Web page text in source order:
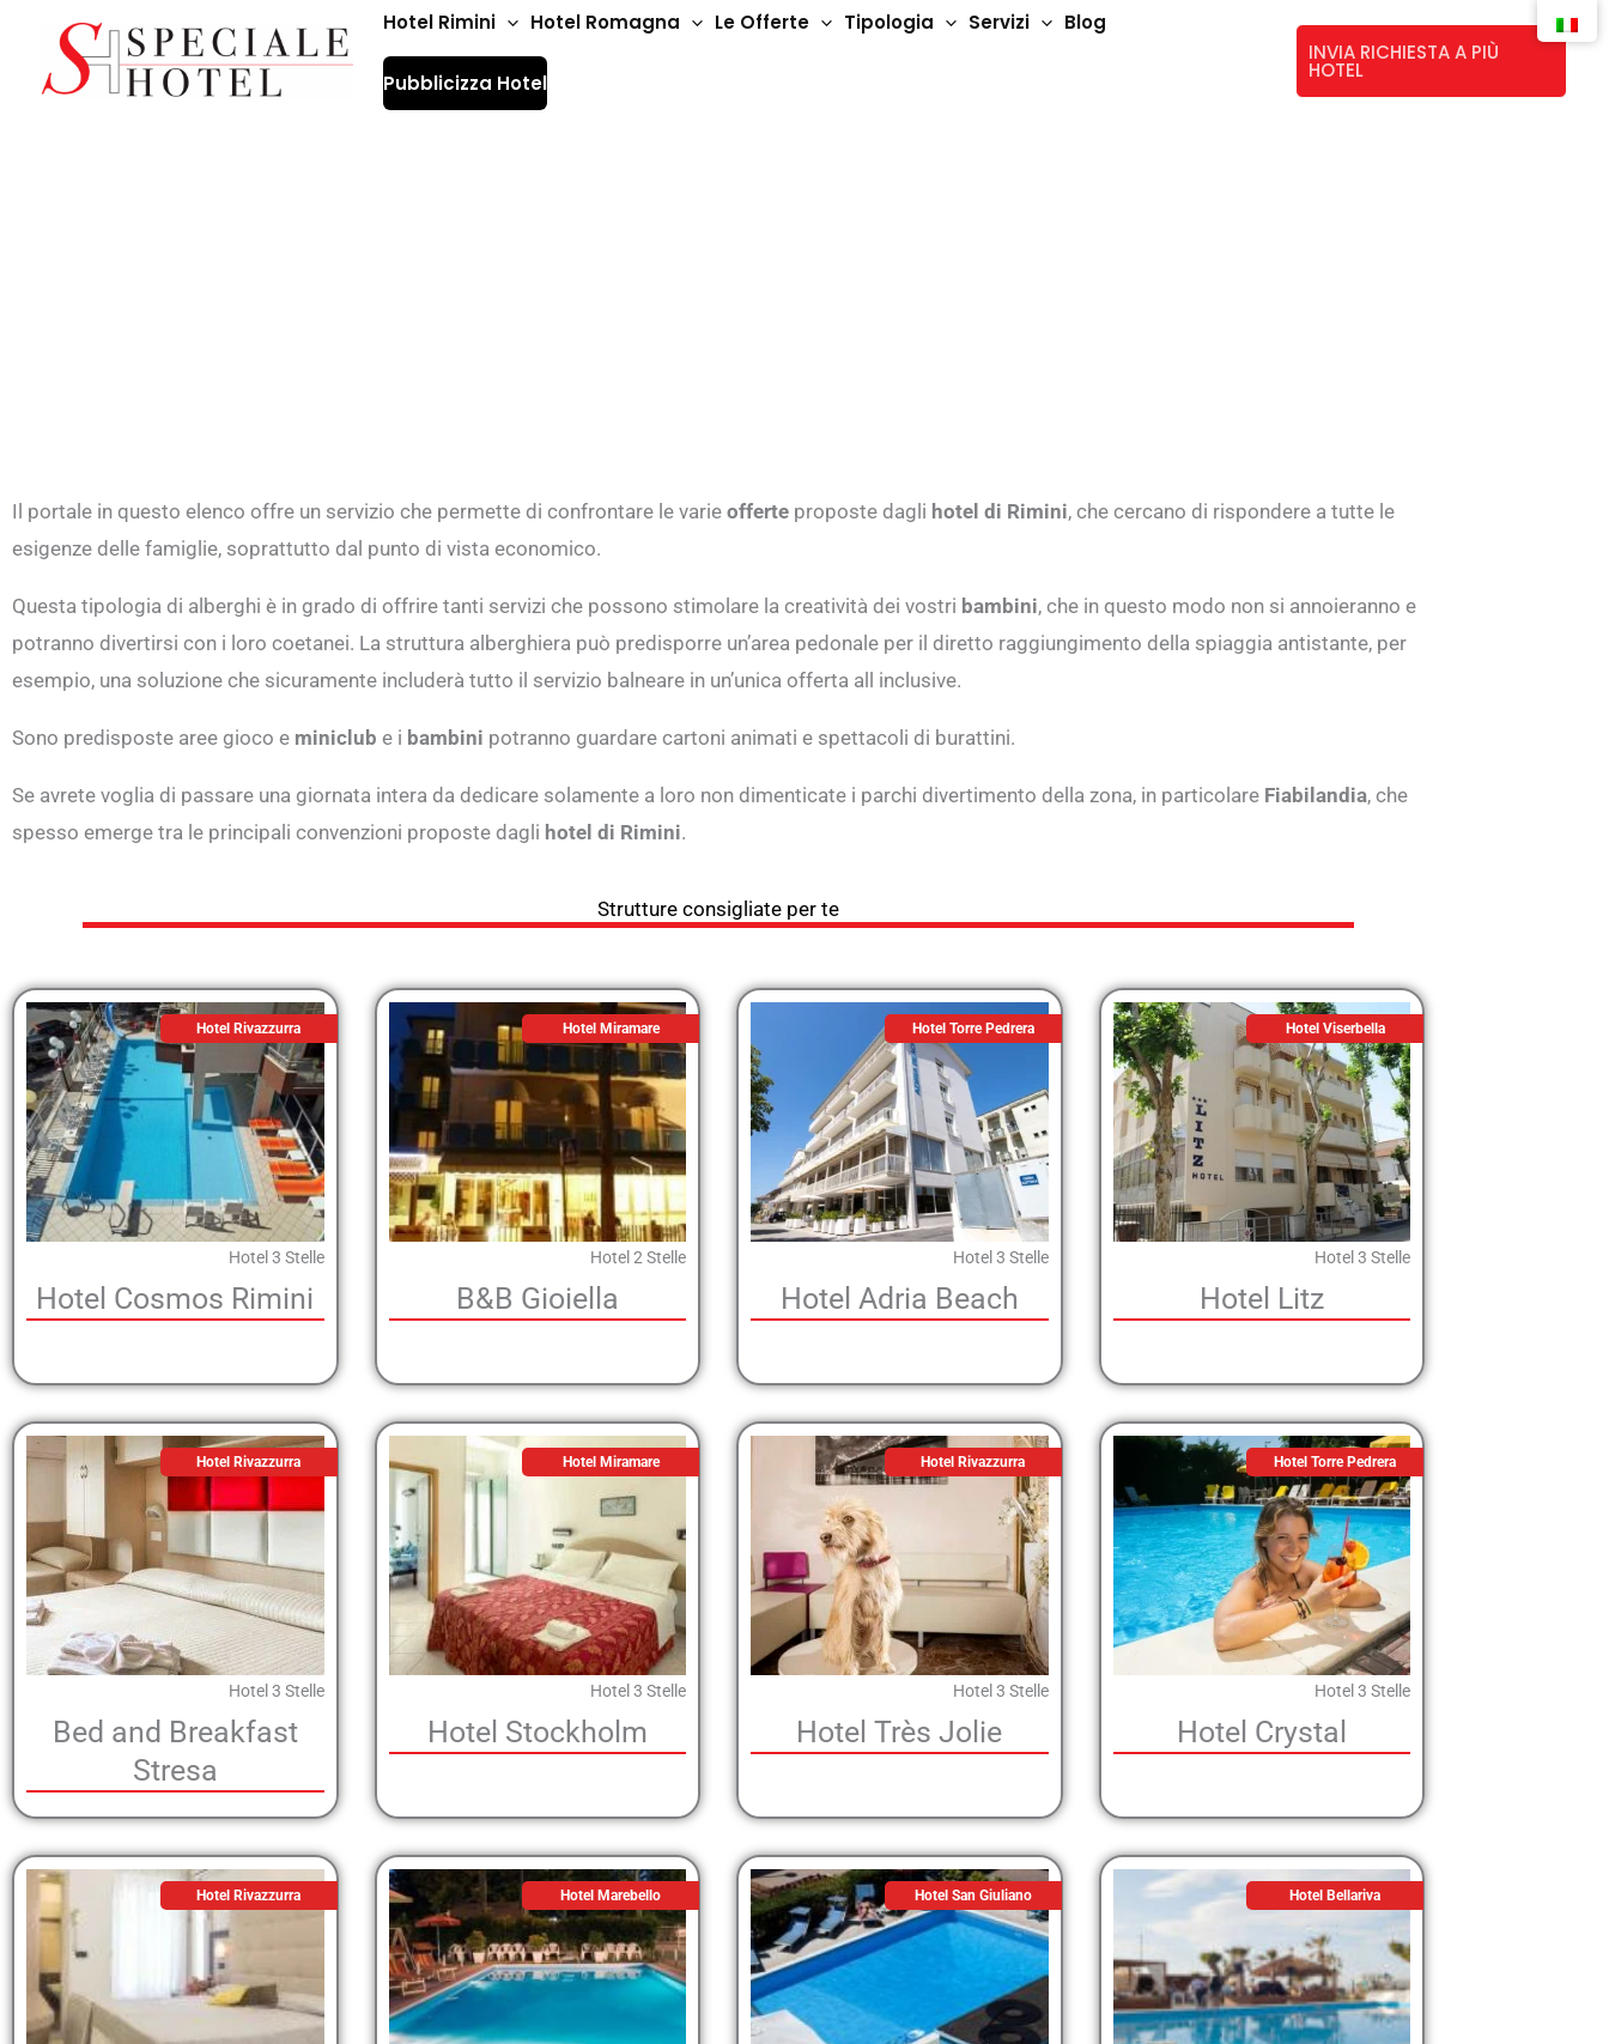
contenuto
Hotel Rimini Hotel Romagna Le Offerte Tipologia Servizi Blog
Pubblicizza Hotel
INVIA RICHIESTA A PIÙ
HOTEL
Il portale in questo elenco offre un servizio che permette di confrontare le varie offerte proposte dagli hotel di Rimini, che cercano di rispondere a tutte le
esigenze delle famiglie, soprattutto dal punto di vista economico.
Questa tipologia di alberghi è in grado di offrire tanti servizi che possono stimolare la creatività dei vostri bambini, che in questo modo non si annoieranno e
potranno divertirsi con i loro coetanei. La struttura alberghiera può predisporre un’area pedonale per il diretto raggiungimento della spiaggia antistante, per
esempio, una soluzione che sicuramente includerà tutto il servizio balneare in un’unica offerta all inclusive.
Sono predisposte aree gioco e miniclub e i bambini potranno guardare cartoni animati e spettacoli di burattini.
Se avrete voglia di passare una giornata intera da dedicare solamente a loro non dimenticate i parchi divertimento della zona, in particolare Fiabilandia, che
spesso emerge tra le principali convenzioni proposte dagli hotel di Rimini.
Strutture consigliate per te
Hotel Rivazzurra
Hotel 3 Stelle
Hotel Cosmos Rimini
Hotel Miramare
Hotel 2 Stelle
B&B Gioiella
Hotel Torre Pedrera
Hotel 3 Stelle
Hotel Adria Beach
Hotel Viserbella
Hotel 3 Stelle
Hotel Litz
Hotel Rivazzurra
Hotel 3 Stelle
Bed and Breakfast
Stresa
Hotel Miramare
Hotel 3 Stelle
Hotel Stockholm
Hotel Rivazzurra
Hotel 3 Stelle
Hotel Très Jolie
Hotel Torre Pedrera
Hotel 3 Stelle
Hotel Crystal
Hotel Rivazzurra Hotel Marebello Hotel San Giuliano Hotel Bellariva